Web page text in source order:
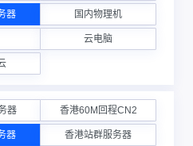
器 国内物理机
云电脑
器 香港60M回程CN2
器 香港站群服务器